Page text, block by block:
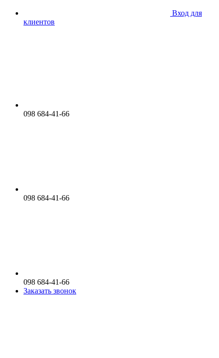
Вход для
клиентов
098 684-41-66
098 684-41-66
098 684-41-66
Заказать звонок